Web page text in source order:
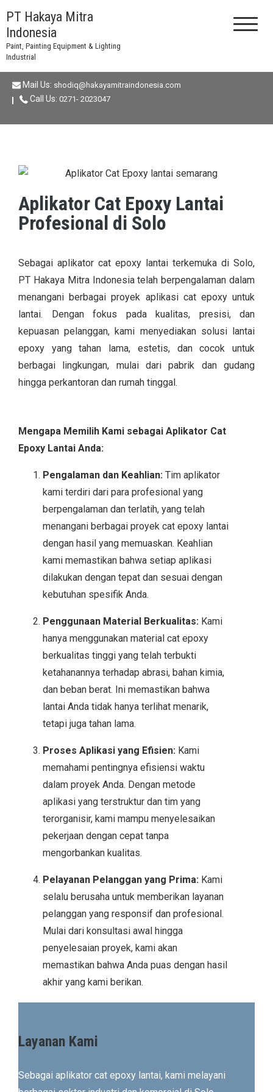
PT Hakaya Mitra
Indonesia
Paint, Painting Equipment & Lighting
Industrial
Mail Us: shodiq@hakayamitraindonesia.com
Call Us: 0271- 2023047
Aplikator Cat Epoxy Lantai
Profesional di Solo
Sebagai aplikator cat epoxy lantai terkemuka di Solo,
PT Hakaya Mitra Indonesia telah berpengalaman dalam
menangani berbagai proyek aplikasi cat epoxy untuk
lantai. Dengan fokus pada kualitas, presisi, dan
kepuasan pelanggan, kami menyediakan solusi lantai
epoxy yang tahan lama, estetis, dan cocok untuk
berbagai lingkungan, mulai dari pabrik dan gudang
hingga perkantoran dan rumah tinggal.
Mengapa Memilih Kami sebagai Aplikator Cat
Epoxy Lantai Anda:
Pengalaman dan Keahlian: Tim aplikator
kami terdiri dari para profesional yang
berpengalaman dan terlatih, yang telah
menangani berbagai proyek cat epoxy lantai
dengan hasil yang memuaskan. Keahlian
kami memastikan bahwa setiap aplikasi
dilakukan dengan tepat dan sesuai dengan
kebutuhan spesifik Anda.
Penggunaan Material Berkualitas: Kami
hanya menggunakan material cat epoxy
berkualitas tinggi yang telah terbukti
ketahanannya terhadap abrasi, bahan kimia,
dan beban berat. Ini memastikan bahwa
lantai Anda tidak hanya terlihat menarik,
tetapi juga tahan lama.
Proses Aplikasi yang Efisien: Kami
memahami pentingnya efisiensi waktu
dalam proyek Anda. Dengan metode
aplikasi yang terstruktur dan tim yang
terorganisir, kami mampu menyelesaikan
pekerjaan dengan cepat tanpa
mengorbankan kualitas.
Pelayanan Pelanggan yang Prima: Kami
selalu berusaha untuk memberikan layanan
pelanggan yang responsif dan profesional.
Mulai dari konsultasi awal hingga
penyelesaian proyek, kami akan
memastikan bahwa Anda puas dengan hasil
akhir yang kami berikan.
Layanan Kami
Sebagai aplikator cat epoxy lantai, kami melayani